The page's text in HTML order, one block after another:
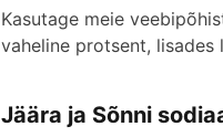
Kasutage meie
vaheline protsent, lisades
Jäära ja Sõnni